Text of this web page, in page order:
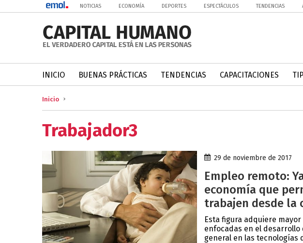
NOTICIAS ECONOMÍA DEPORTES ESPECTÁCULOS TENDENCIAS
INICIO BUENAS PRÁCTICAS TENDENCIAS CAPACITACIONES
Inicio
Trabajador3
29 de noviembre de 2017
Empleo remoto:
economía que
trabajen desde la
Esta figura adquiere
enfocadas en el
general en las tecnologías